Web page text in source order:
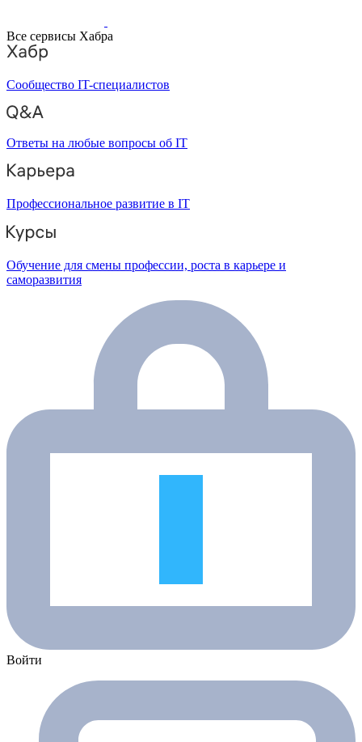
Все сервисы Хабра
Сообщество IT-специалистов
Ответы на любые вопросы об IT
Профессиональное развитие в IT
Обучение для смены профессии, роста в карьере и
саморазвития
Войти